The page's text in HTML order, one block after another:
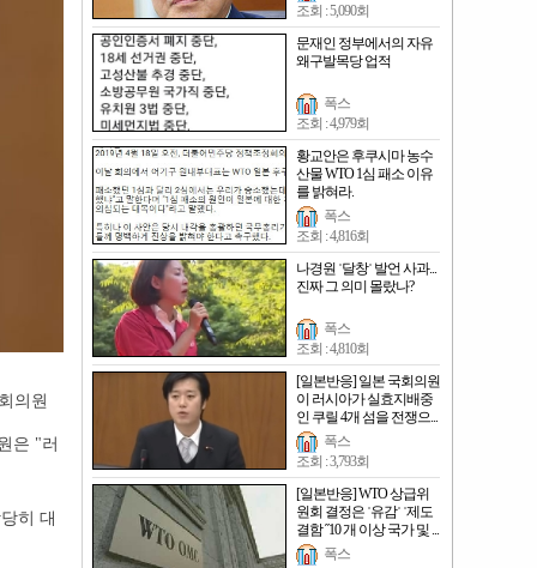
의원
은 "러
히 대
조회 : 5,090회
문재인 정부에서의 자유
왜구발목당 업적
폭스
조회 : 4,979회
황교안은 후쿠시마 농수
산물 WTO 1심 패소 이유
를 밝혀라.
폭스
조회 : 4,816회
나경원 ˈ달창ˈ 발언 사과...
진짜 그 의미 몰랐나?
폭스
조회 : 4,810회
[일본반응] 일본 국회의원
이 러시아가 실효지배중
인 쿠릴 4개 섬을 전쟁으...
폭스
조회 : 3,793회
[일본반응] WTO 상급위
원회 결정은 ˈ유감ˈ ˈ제도
결함 ˝10 개 이상 국가 및 ...
폭스